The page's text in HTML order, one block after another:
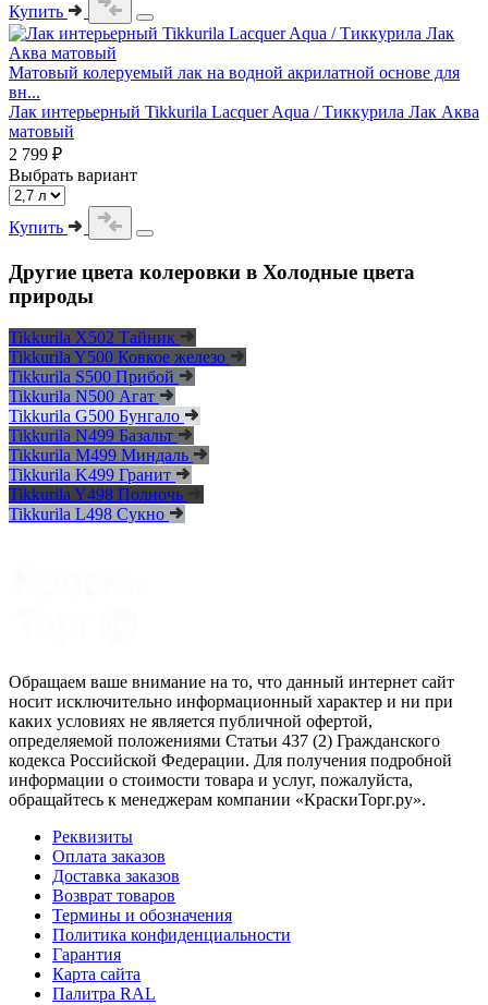
Купить
Матовый колеруемый лак на водной акрилатной основе для
вн...
Лак интерьерный Tikkurila Lacquer Aqua / Тиккурила Лак Аква
матовый
2 799 ₽
Выбрать вариант
Купить
Другие цвета колеровки в Холодные цвета
природы
Tikkurila X502 Тайник
Tikkurila Y500 Ковкое железо
Tikkurila S500 Прибой
Tikkurila N500 Агат
Tikkurila G500 Бунгало
Tikkurila N499 Базальт
Tikkurila M499 Миндаль
Tikkurila K499 Гранит
Tikkurila Y498 Полночь
Tikkurila L498 Сукно
Обращаем ваше внимание на то, что данный интернет сайт
носит исключительно информационный характер и ни при
каких условиях не является публичной офертой,
определяемой положениями Статьи 437 (2) Гражданского
кодекса Российской Федерации. Для получения подробной
информации о стоимости товара и услуг, пожалуйста,
обращайтесь к менеджерам компании «КраскиТорг.ру».
Реквизиты
Оплата заказов
Доставка заказов
Возврат товаров
Термины и обозначения
Политика конфиденциальности
Гарантия
Карта сайта
Палитра RAL